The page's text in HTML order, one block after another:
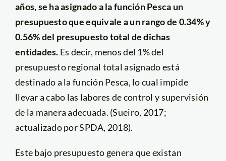
años, se ha asignado a la función Pesca un
presupuesto que equivale a un rango de 0.34% y
0.56% del presupuesto total de dichas
entidades. Es decir, menos del 1% del
presupuesto regional total asignado está
destinado a la función Pesca, lo cual impide
llevar a cabo las labores de control y supervisión
de la manera adecuada. (Sueiro, 2017;
actualizado por SPDA, 2018).
Este bajo presupuesto genera que existan